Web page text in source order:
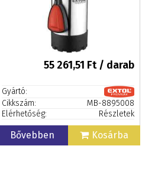
55 261,51 Ft / darab
Gyártó:
Cikkszám:
MB-8895008
Elérhetőség:
Részletek
Bővebben Kosárba